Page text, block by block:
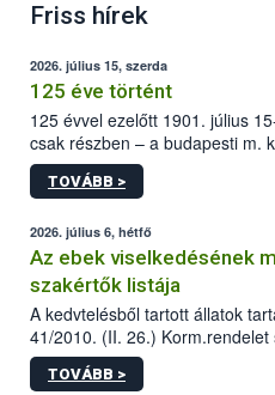
Friss hírek
2026. július 15, szerda
125 éve történt
125 évvel ezelőtt 1901. július
csak részben – a budapesti m.
állomás a Kis Rókus utca 15.
tervezett új épületébe.
TOVÁBB >
2026. július 6, hétfő
Az ebek viselkedésének
szakértők listája
A kedvtelésből tartott állatok
41/2010. (II. 26.) Korm.rendelet
sérülés, illetve ennek veszélye
hatósági feladatokat, valamint a
TOVÁBB >